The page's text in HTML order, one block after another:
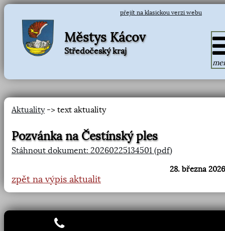
přejít na klasickou verzi webu
Městys Kácov
Středočeský kraj
Aktuality-> text aktuality
Pozvánka na Čestínský ples
Stáhnout dokument: 20260225134501 (pdf)
28. března
zpět na výpis aktualit